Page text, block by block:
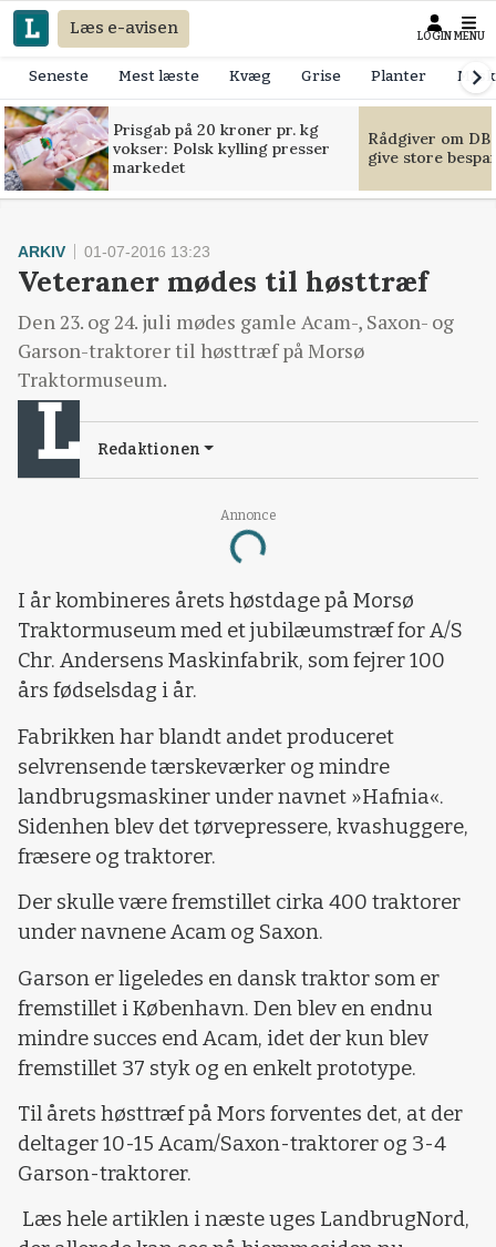
Læs e-avisen LOGIN MENU
Seneste Mest læste Kvæg Grise Planter
Prisgab på 20 kroner pr. kg
vokser: Polsk kylling presser
markedet
Rådgiver om
give store
Annonce
Loading...
ARKIV 01-07-2016 13:23
Veteraner mødes til høsttræf
Den 23. og 24. juli mødes gamle Acam-, Saxon- og
Garson-traktorer til høsttræf på Morsø
Traktormuseum.
Redaktionen
I år kombineres årets høstdage på Morsø
Traktormuseum med et jubilæumstræf for A/S
Chr. Andersens Maskinfabrik, som fejrer 100
års fødselsdag i år.
Fabrikken har blandt andet produceret
selvrensende tærskeværker og mindre
landbrugsmaskiner under navnet »Hafnia«.
Sidenhen blev det tørvepressere, kvashuggere,
fræsere og traktorer.
Der skulle være fremstillet cirka 400 traktorer
under navnene Acam og Saxon.
Garson er ligeledes en dansk traktor som er
fremstillet i København. Den blev en endnu
mindre succes end Acam, idet der kun blev
fremstillet 37 styk og en enkelt prototype.
Til årets høsttræf på Mors forventes det, at der
deltager 10-15 Acam/Saxon-traktorer og 3-4
Garson-traktorer.
Læs hele artiklen i næste uges LandbrugNord,